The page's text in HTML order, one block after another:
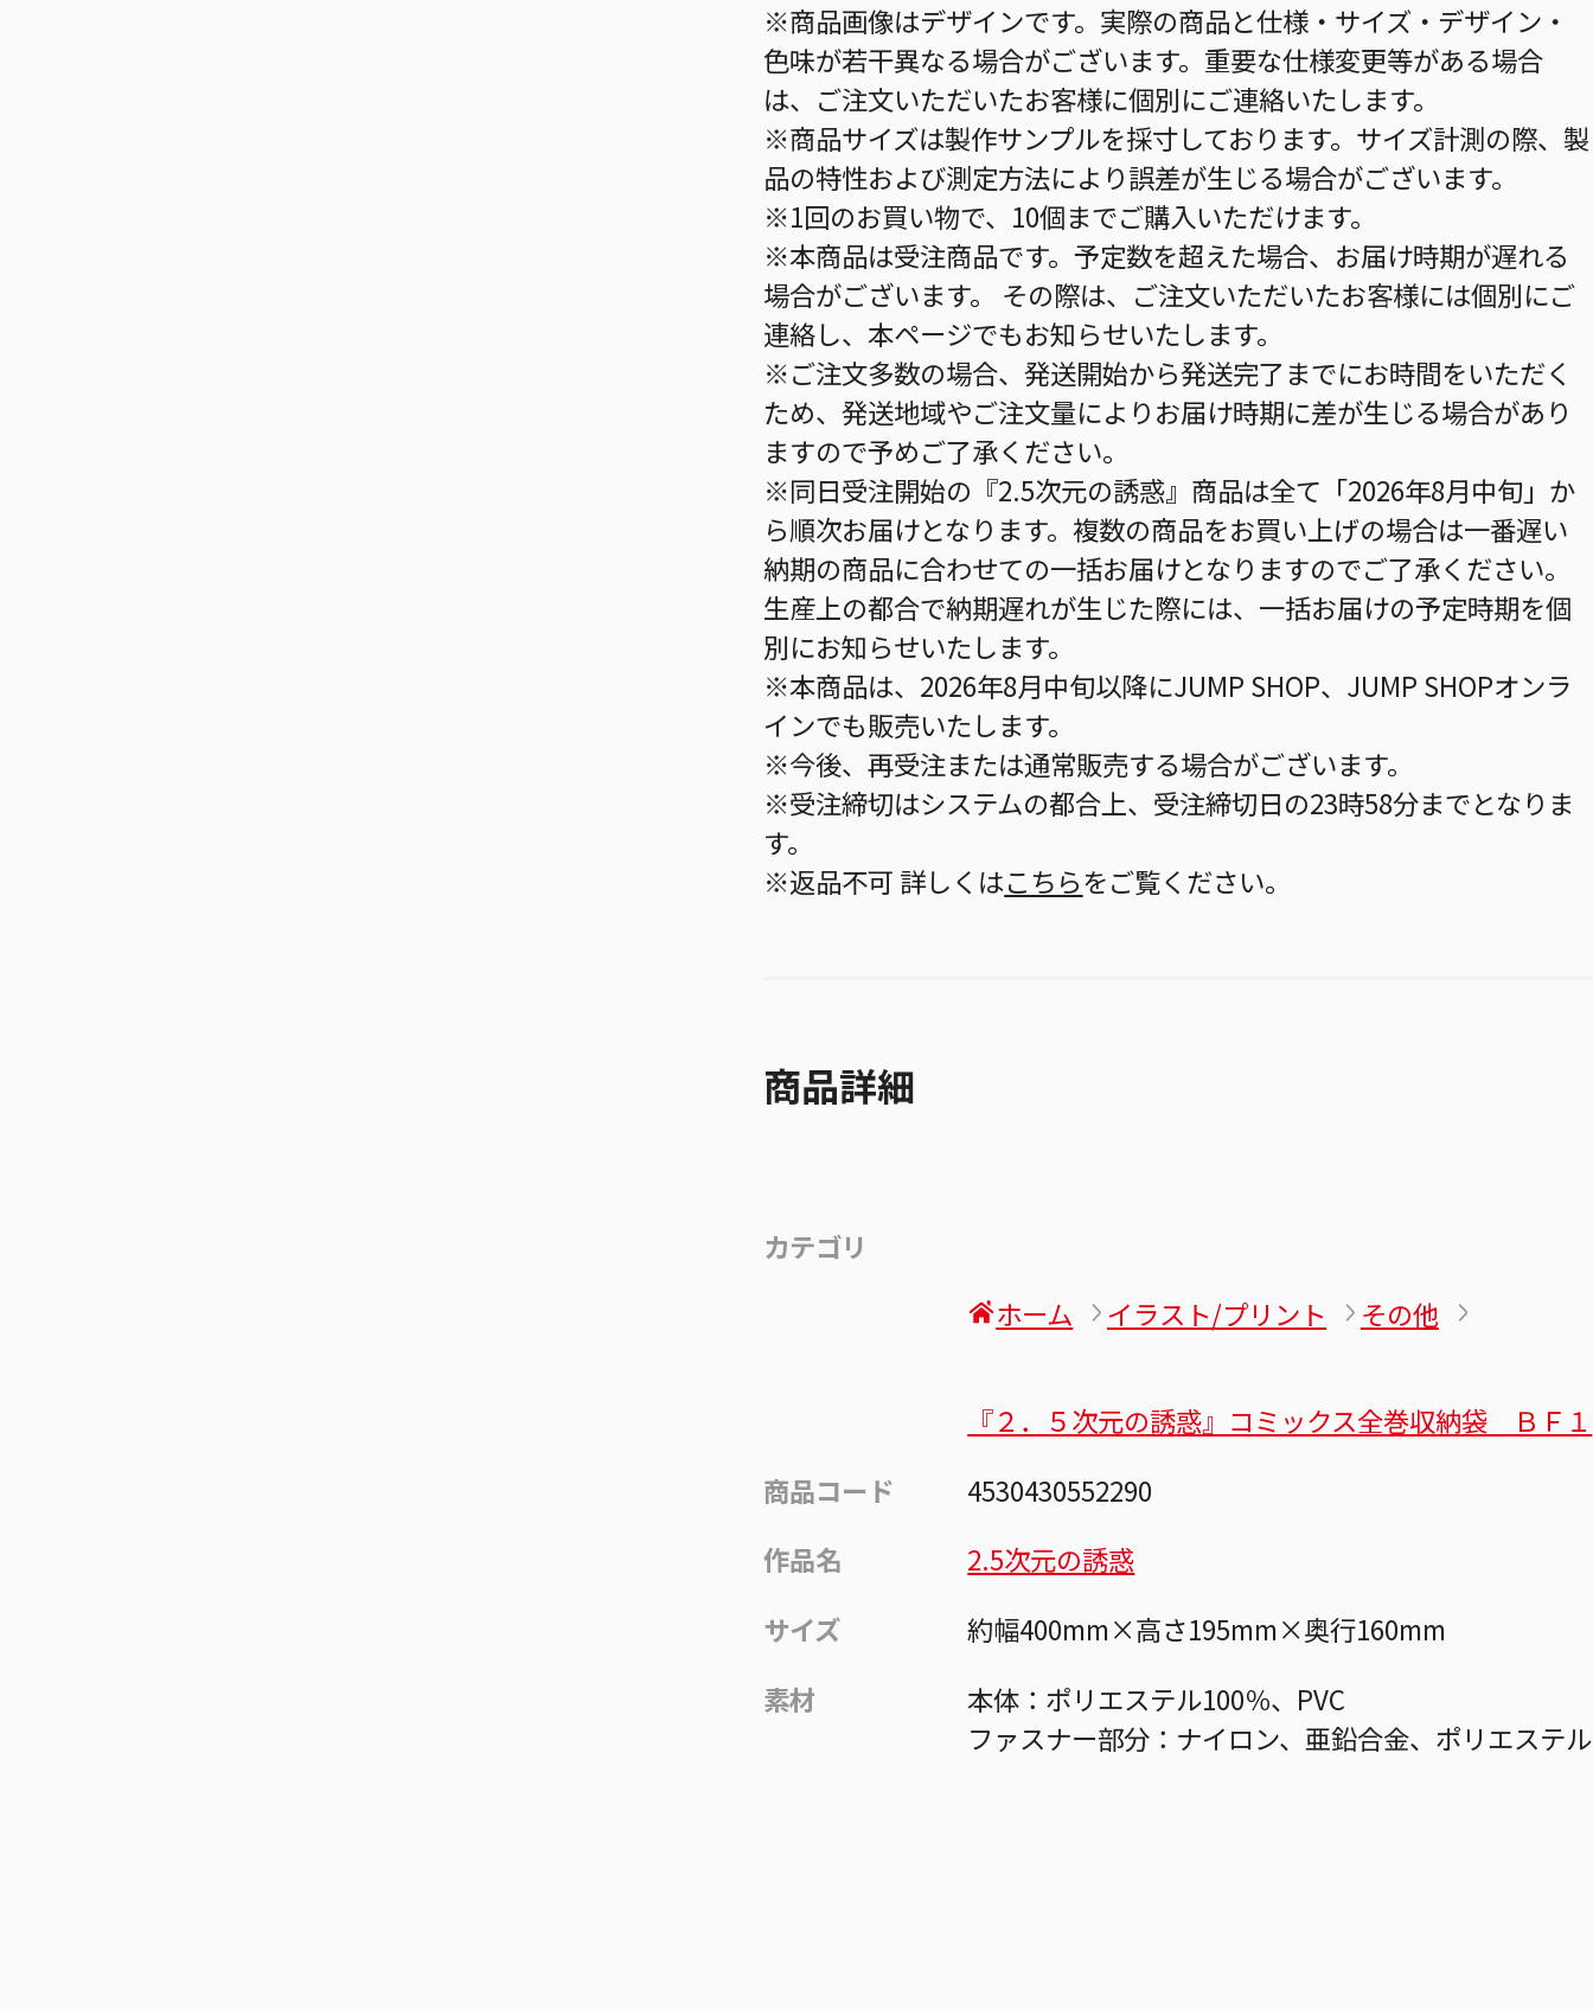
※商品画像はデザインです。実際の商品と仕様・サイズ・デザイン・
色味が若干異なる場合がございます。重要な仕様変更等がある場合
は、ご注文いただいたお客様に個別にご連絡いたします。
※商品サイズは製作サンプルを採寸しております。サイズ計測の際、製
品の特性および測定方法により誤差が生じる場合がございます。
※1回のお買い物で、10個までご購入いただけます。
※本商品は受注商品です。予定数を超えた場合、お届け時期が遅れる
場合がございます。 その際は、ご注文いただいたお客様には個別にご
連絡し、本ページでもお知らせいたします。
※ご注文多数の場合、発送開始から発送完了までにお時間をいただく
ため、発送地域やご注文量によりお届け時期に差が生じる場合があり
ますので予めご了承ください。
※同日受注開始の『2.5次元の誘惑』商品は全て「2026年8月中旬」か
ら順次お届けとなります。複数の商品をお買い上げの場合は一番遅い
納期の商品に合わせての一括お届けとなりますのでご了承ください。
生産上の都合で納期遅れが生じた際には、一括お届けの予定時期を個
別にお知らせいたします。
※本商品は、2026年8月中旬以降にJUMP SHOP、JUMP SHOPオンラ
インでも販売いたします。
※今後、再受注または通常販売する場合がございます。
※受注締切はシステムの都合上、受注締切日の23時58分までとなりま
す。
※返品不可 詳しくはこちらをご覧ください。
商品詳細
カテゴリ
ホーム
イラスト/プリント その他
『２．５次元の誘惑』コミックス全巻収納袋 ＢＦ１
商品コード
4530430552290
作品名
2.5次元の誘惑
サイズ
約幅400mm×高さ195mm×奥行160mm
素材
本体：ポリエステル100％、PVC
ファスナー部分：ナイロン、亜鉛合金、ポリエステル